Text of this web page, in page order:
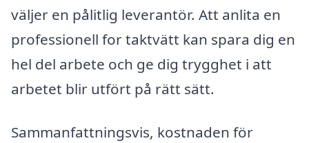
väljer en pålitlig leverantör. Att anlita en
professionell for taktvätt kan spara dig en
hel del arbete och ge dig trygghet i att
arbetet blir utfört på rätt sätt.
Sammanfattningsvis, kostnaden för